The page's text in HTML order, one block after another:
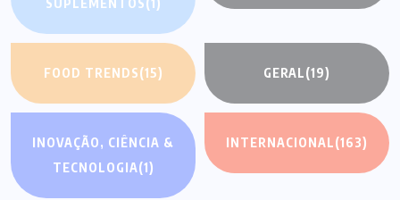
FOOD TRENDS(15) GERAL(19)
INOVAÇÃO, CIÊNCIA &
TECNOLOGIA(1)
INTERNACIONAL(163)